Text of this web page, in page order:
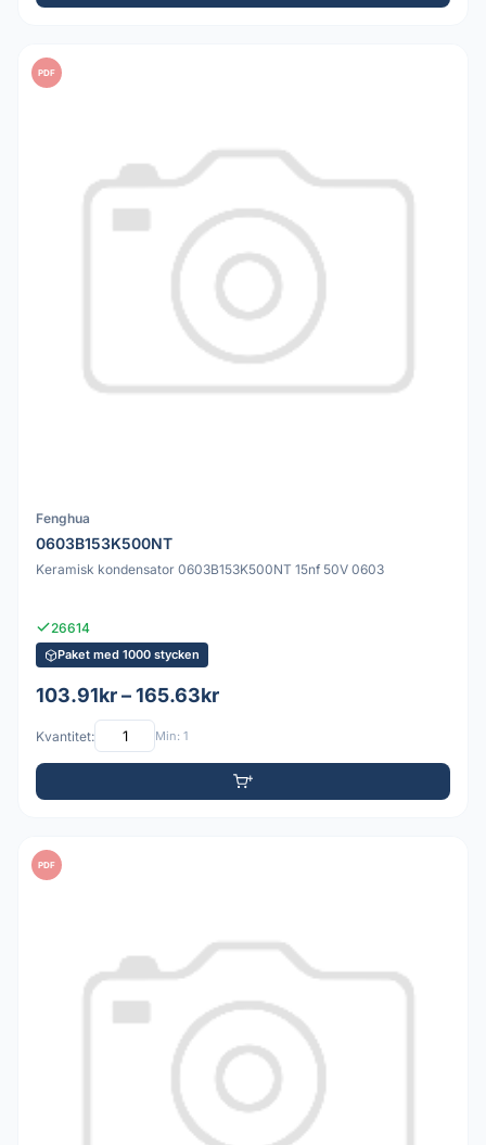
PDF
Fenghua
0603B153K500NT
Keramisk kondensator 0603B153K500NT 15nf 50V 0603
26614
Paket med 1000 stycken
103.91kr – 165.63kr
Kvantitet: Min: 1
PDF